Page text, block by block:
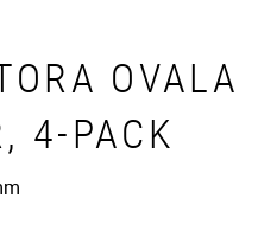
OVALA
4-PACK